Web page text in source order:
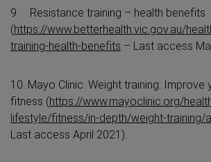
9. Resistance training – health benefits
(https://www.betterhealth.vic.gov.au/
training-health-benefits – Last access
10. Mayo Clinic. Weight training: Improve
fitness (https://www.mayoclinic.org/
lifestyle/fitness/in-depth/weight-training/
Last access April 2021).